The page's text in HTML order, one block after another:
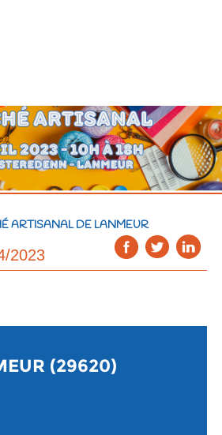
ARTISANAL DE LANMEUR
2023
(29620)